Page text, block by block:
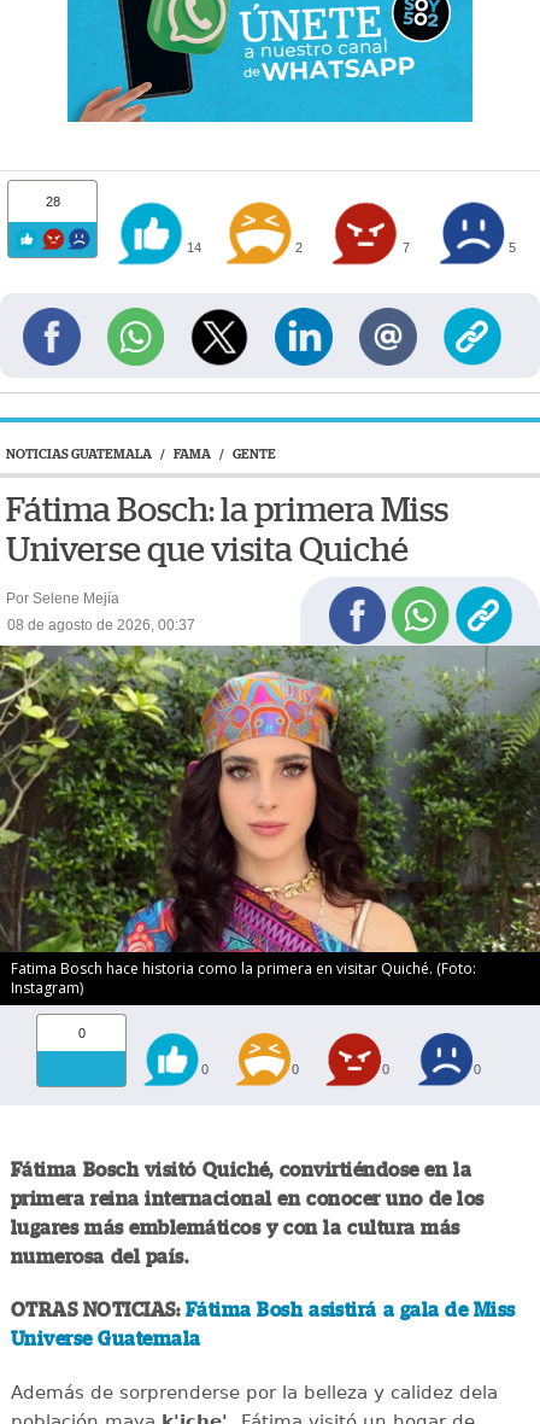
28
14 2 7 5
NOTICIAS GUATEMALA / FAMA / GENTE
Fátima Bosch: la primera Miss
Universe que visita Quiché
Por Selene Mejía
08 de agosto de 2026, 00:37
Fatima Bosch hace historia como la primera en visitar Quiché. (Foto:
Instagram)
0
0 0 0 0
Fátima Bosch visitó Quiché, convirtiéndose en la
primera reina internacional en conocer uno de los
lugares más emblemáticos y con la cultura más
numerosa del país.
OTRAS NOTICIAS: Fátima Bosh asistirá a gala de Miss
Universe Guatemala
Además de sorprenderse por la belleza y calidez dela